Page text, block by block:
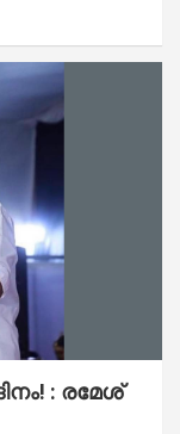
: രമേശ്